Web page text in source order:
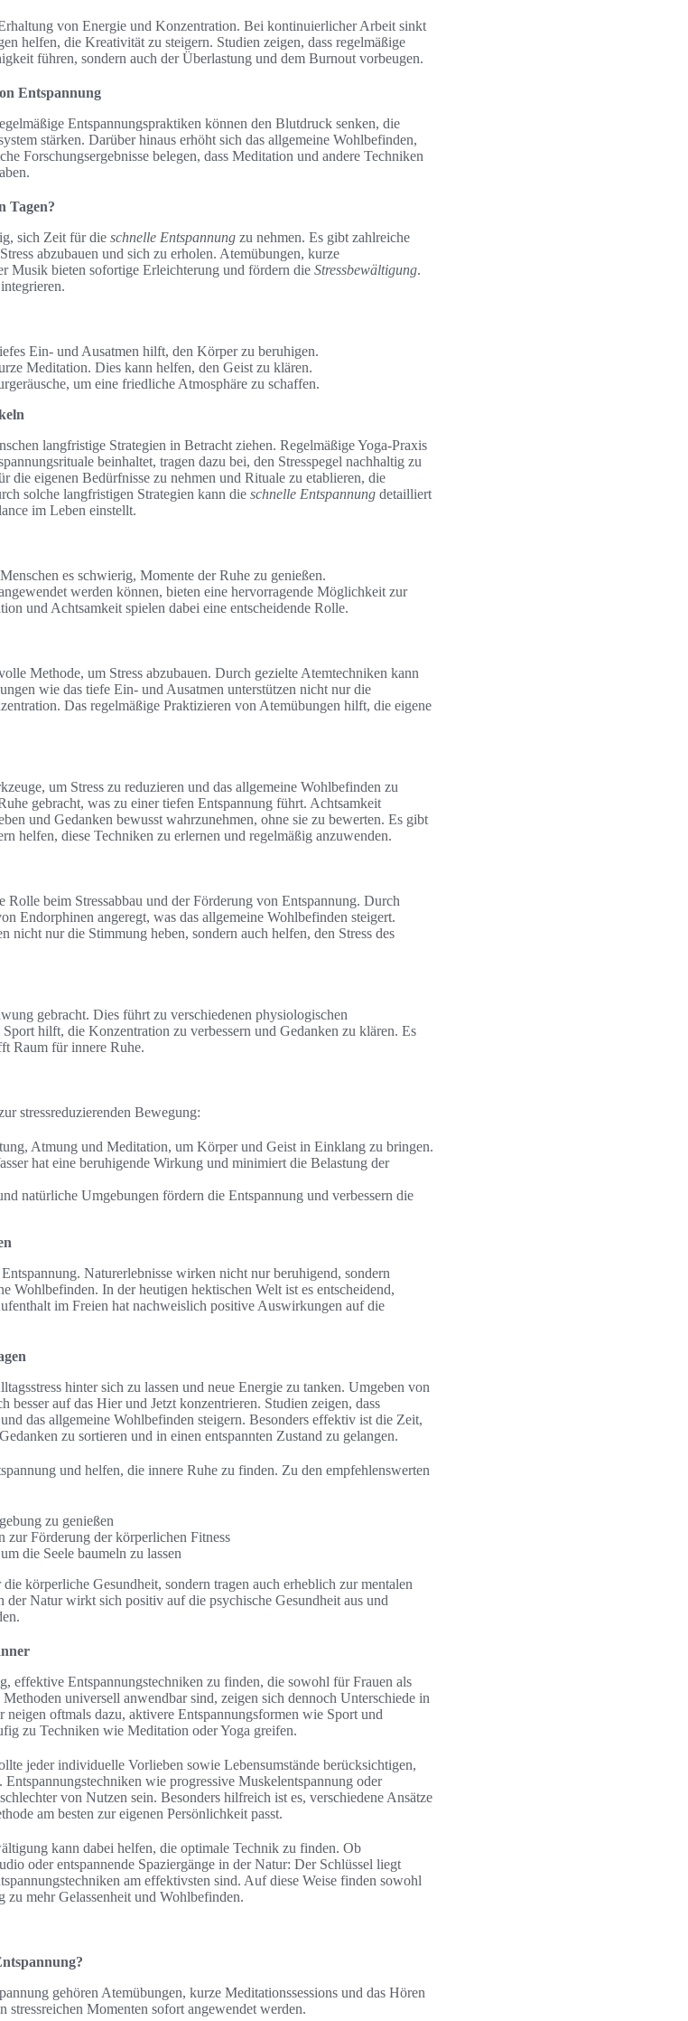
von Energie und Konzentration. Bei kontinuierlicher Arbeit sinkt
helfen, die Kreativität zu steigern. Studien zeigen, dass regelmäßige
führen, sondern auch der Überlastung und dem Burnout vorbeugen.
Entspannung
Entspannungspraktiken können den Blutdruck senken, die
stärken. Darüber hinaus erhöht sich das allgemeine Wohlbefinden,
Forschungsergebnisse belegen, dass Meditation und andere Techniken
Tagen?
sich Zeit für die schnelle Entspannung zu nehmen. Es gibt zahlreiche
abzubauen und sich zu erholen. Atemübungen, kurze
Musik bieten sofortige Erleichterung und fördern die Stressbewältigung.
Ein- und Ausatmen hilft, den Körper zu beruhigen.
Meditation. Dies kann helfen, den Geist zu klären.
um eine friedliche Atmosphäre zu schaffen.
langfristige Strategien in Betracht ziehen. Regelmäßige Yoga-Praxis
beinhaltet, tragen dazu bei, den Stresspegel nachhaltig zu
die eigenen Bedürfnisse zu nehmen und Rituale zu etablieren, die
solche langfristigen Strategien kann die schnelle Entspannung detailliert
im Leben einstellt.
es schwierig, Momente der Ruhe zu genießen.
werden können, bieten eine hervorragende Möglichkeit zur
und Achtsamkeit spielen dabei eine entscheidende Rolle.
Methode, um Stress abzubauen. Durch gezielte Atemtechniken kann
wie das tiefe Ein- und Ausatmen unterstützen nicht nur die
Das regelmäßige Praktizieren von Atemübungen hilft, die eigene
um Stress zu reduzieren und das allgemeine Wohlbefinden zu
gebracht, was zu einer tiefen Entspannung führt. Achtsamkeit
und Gedanken bewusst wahrzunehmen, ohne sie zu bewerten. Es gibt
helfen, diese Techniken zu erlernen und regelmäßig anzuwenden.
Rolle beim Stressabbau und der Förderung von Entspannung. Durch
Endorphinen angeregt, was das allgemeine Wohlbefinden steigert.
nicht nur die Stimmung heben, sondern auch helfen, den Stress des
gebracht. Dies führt zu verschiedenen physiologischen
hilft, die Konzentration zu verbessern und Gedanken zu klären. Es
Raum für innere Ruhe.
stressreduzierenden Bewegung:
Atmung und Meditation, um Körper und Geist in Einklang zu bringen.
hat eine beruhigende Wirkung und minimiert die Belastung der
natürliche Umgebungen fördern die Entspannung und verbessern die
Naturerlebnisse wirken nicht nur beruhigend, sondern
Wohlbefinden. In der heutigen hektischen Welt ist es entscheidend,
im Freien hat nachweislich positive Auswirkungen auf die
hinter sich zu lassen und neue Energie zu tanken. Umgeben von
besser auf das Hier und Jetzt konzentrieren. Studien zeigen, dass
das allgemeine Wohlbefinden steigern. Besonders effektiv ist die Zeit,
zu sortieren und in einen entspannten Zustand zu gelangen.
und helfen, die innere Ruhe zu finden. Zu den empfehlenswerten
zu genießen
zur Förderung der körperlichen Fitness
die Seele baumeln zu lassen
körperliche Gesundheit, sondern tragen auch erheblich zur mentalen
Natur wirkt sich positiv auf die psychische Gesundheit aus und
effektive Entspannungstechniken zu finden, die sowohl für Frauen als
universell anwendbar sind, zeigen sich dennoch Unterschiede in
neigen oftmals dazu, aktivere Entspannungsformen wie Sport und
zu Techniken wie Meditation oder Yoga greifen.
jeder individuelle Vorlieben sowie Lebensumstände berücksichtigen,
wie progressive Muskelentspannung oder
von Nutzen sein. Besonders hilfreich ist es, verschiedene Ansätze
am besten zur eigenen Persönlichkeit passt.
kann dabei helfen, die optimale Technik zu finden. Ob
oder entspannende Spaziergänge in der Natur: Der Schlüssel liegt
am effektivsten sind. Auf diese Weise finden sowohl
zu mehr Gelassenheit und Wohlbefinden.
gehören Atemübungen, kurze Meditationssessions und das Hören
Momenten sofort angewendet werden.